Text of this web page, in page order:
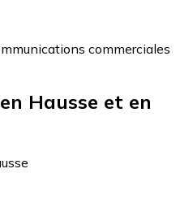
commerciales
Hausse et en